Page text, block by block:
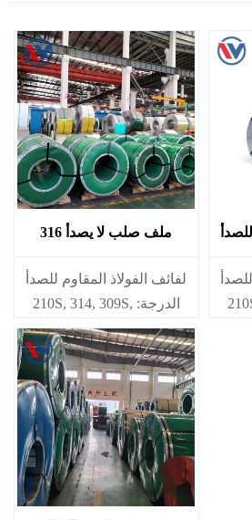
ملف صلب لا يصدأ 316
​لفائف الفولاذ المقاوم للصدأ
الدرجة: 210S, 314, 309S,
304, 304L,
316L,321,410,420,430,904إلخ.
المواصفات
السُمك: 0.1mm - 150mm
الدرجة: 210S, 314, 309S,